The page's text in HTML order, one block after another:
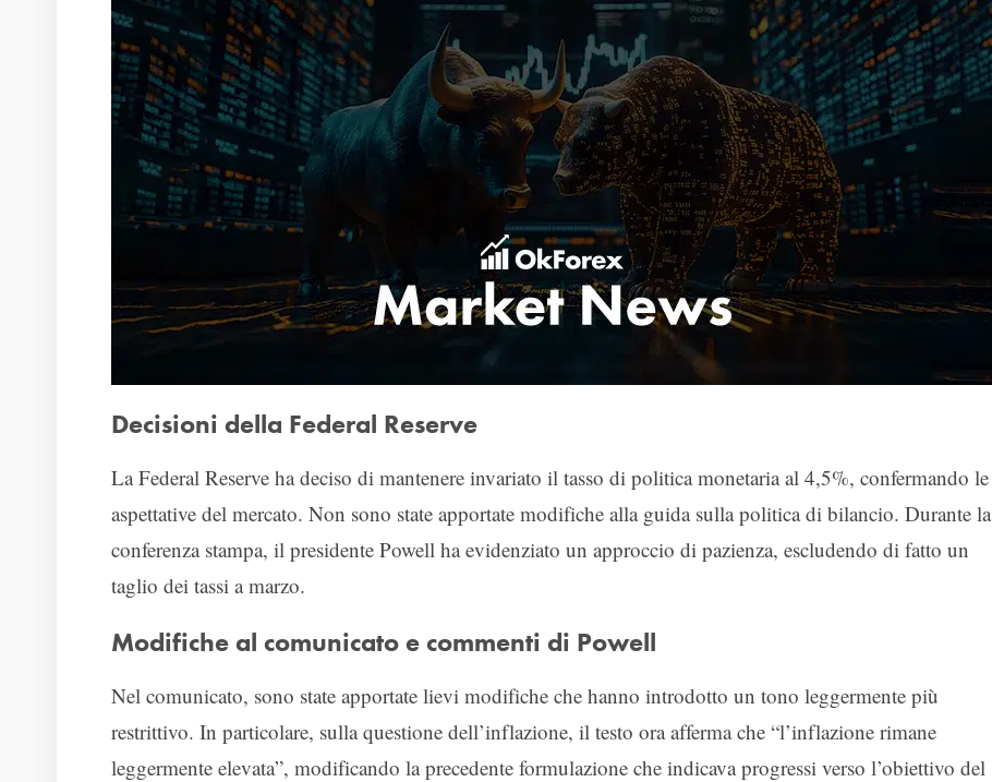
Decisioni della Federal Reserve
La Federal Reserve ha deciso di mantenere invariato il tasso di politica monetaria al 4,5%, confermando le
aspettative del mercato. Non sono state apportate modifiche alla guida sulla politica di bilancio. Durante la
conferenza stampa, il presidente Powell ha evidenziato un approccio di pazienza, escludendo di fatto un
taglio dei tassi a marzo.
Modifiche al comunicato e commenti di Powell
Nel comunicato, sono state apportate lievi modifiche che hanno introdotto un tono leggermente più
restrittivo. In particolare, sulla questione dell’inflazione, il testo ora afferma che “l’inflazione rimane
leggermente elevata”, modificando la precedente formulazione che indicava progressi verso l’obiettivo del